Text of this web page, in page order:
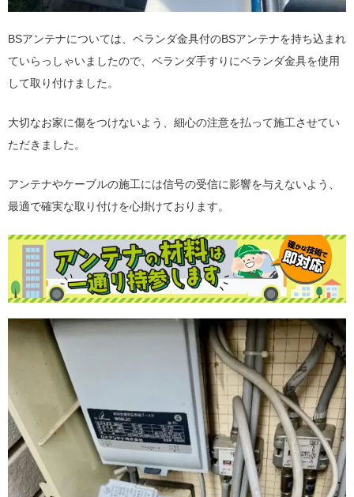
BSアンテナについては、ベランダ金具付のBSアンテナを持ち込まれ
ていらっしゃいましたので、ベランダ手すりにベランダ金具を使用
して取り付けました。
大切なお家に傷をつけないよう、細心の注意を払って施工させてい
ただきました。
アンテナやケーブルの施工には信号の受信に影響を与えないよう、
最適で確実な取り付けを心掛けております。